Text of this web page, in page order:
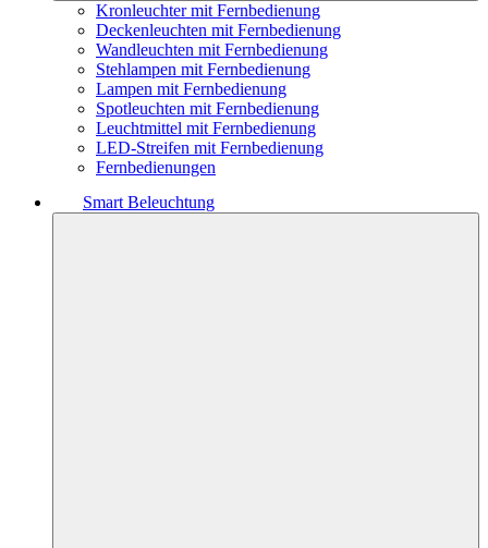
Kronleuchter mit Fernbedienung
Deckenleuchten mit Fernbedienung
Wandleuchten mit Fernbedienung
Stehlampen mit Fernbedienung
Lampen mit Fernbedienung
Spotleuchten mit Fernbedienung
Leuchtmittel mit Fernbedienung
LED-Streifen mit Fernbedienung
Fernbedienungen
Smart Beleuchtung